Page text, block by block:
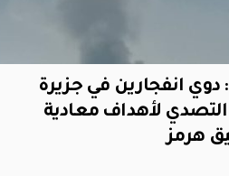
دوي انفجارين في جزيرة
لأهداف معادية
هرمز